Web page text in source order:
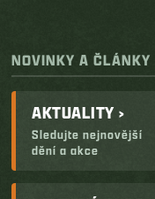
NOVINKY A ČLÁNKY
AKTUALITY ›
Sledujte nejnovější
dění a akce